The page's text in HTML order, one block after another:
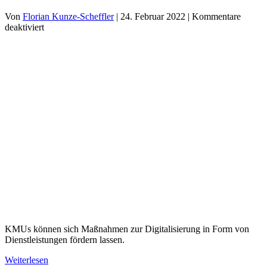
Von Florian Kunze-Scheffler| 24. Februar 2022 | Kommentare
deaktiviertfür
KMUs können sich Maßnahmen zur Digitalisierung in Form von
Dienstleistungen fördern lassen.
Weiterlesen